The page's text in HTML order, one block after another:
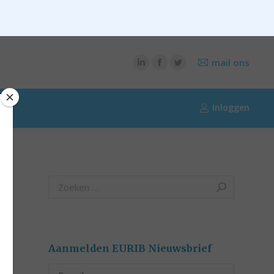
mail ons
Inloggen
Search:
Aanmelden EURIB Nieuwsbrief